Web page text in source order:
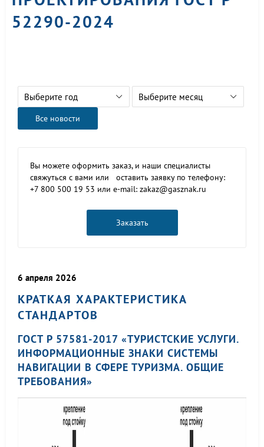
52290-2024
Выберите год Выберите месяц
Все новости
Вы можете оформить заказ, и наши специалисты
свяжуться с вами или оставить заявку по телефону:
+7 800 500 19 53 или e-mail: zakaz@gasznak.ru
Заказать
6 апреля 2026
КРАТКАЯ ХАРАКТЕРИСТИКА
СТАНДАРТОВ
ГОСТ Р 57581-2017 «ТУРИСТСКИЕ УСЛУГИ.
ИНФОРМАЦИОННЫЕ ЗНАКИ СИСТЕМЫ
НАВИГАЦИИ В СФЕРЕ ТУРИЗМА. ОБЩИЕ
ТРЕБОВАНИЯ»